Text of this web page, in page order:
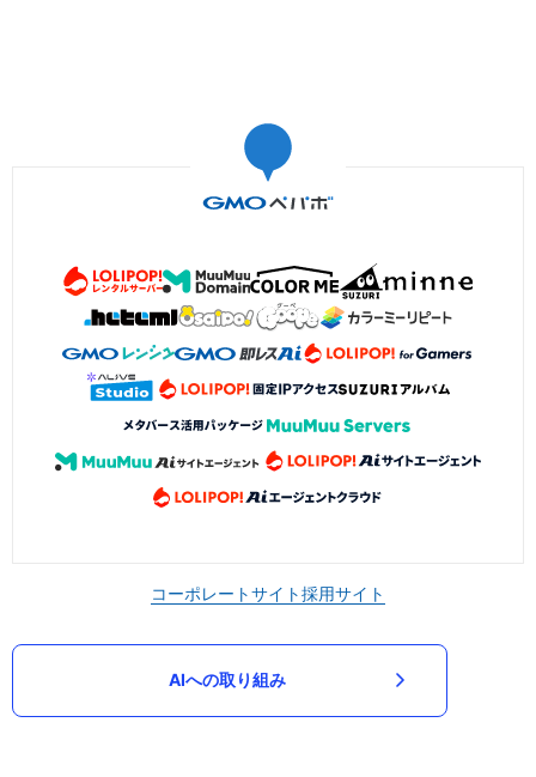
コーポレートサイト採用サイト
AIへの取り組み